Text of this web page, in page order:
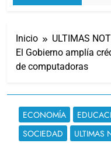
Inicio
ULTIMAS
El Gobierno amplía
de computadoras
ECONOMÍA
SOCIEDAD
ULTIMAS